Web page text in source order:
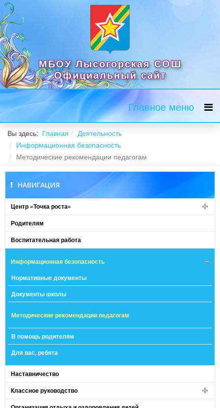
МБОУ Лысогорская СОШ
Официальный сайт
Главное меню
Вы здесь: Главная
Деятельность
Информационная безопасность
Методические рекомендации педагогам
НАВИГАЦИЯ
Центр «Точка роста»
Родителям
Воспитательная работа
Информационная безопасность
Нормативные документы
Документы школы
Методические рекомендации педагогам
В помощь родителям
Для вас, ребята
Наставничество
Классное руководство